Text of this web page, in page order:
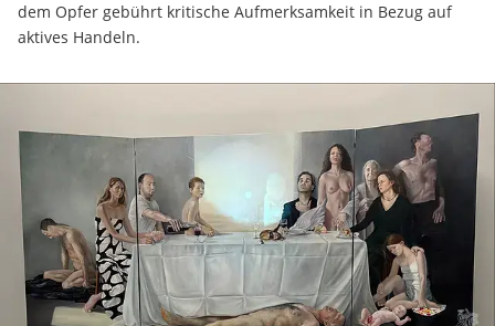
dem Opfer gebührt kritische Aufmerksamkeit in Bezug auf
aktives Handeln.